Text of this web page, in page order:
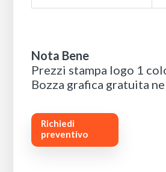
Nota Bene
Prezzi stampa logo 1
Bozza grafica gratuita
Richiedi
preventivo